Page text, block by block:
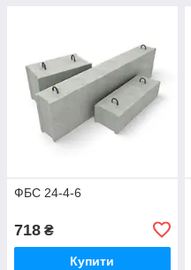
ФБС 24-4-6
718 ₴
Купити